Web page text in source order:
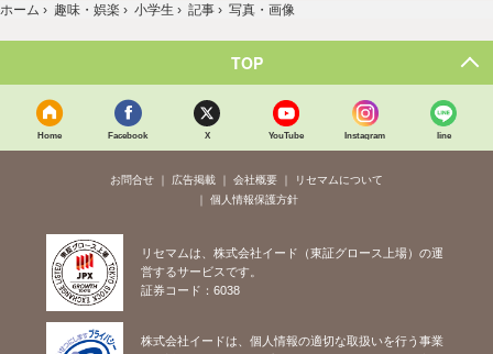
ホーム › 趣味・娯楽 › 小学生 › 記事 › 写真・画像
TOP
Home Facebook X YouTube Instagram line
お問合せ 広告掲載 会社概要
リセマムについて
個人情報保護方針
リセマムは、株式会社イード（東証グロース上場）の運
営するサービスです。
証券コード：6038
株式会社イードは、個人情報の適切な取扱いを行う事業